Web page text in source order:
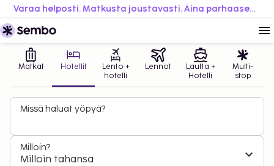
Varaa helposti. Matkusta joustavasti. Aina parhaaseen hintaan.
Matkat Hotellit
Lento +
hotelli
Lennot
Lautta +
Hotelli
Multi-
stop
Missä haluat yöpyä?
Milloin?
Milloin tahansa